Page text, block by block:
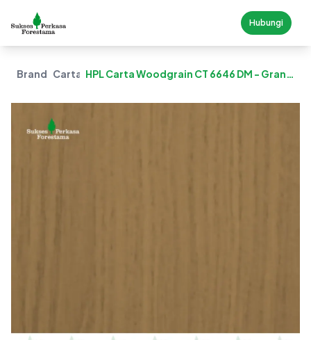
Hubungi
Brand Carta HPL Carta Woodgrain CT 6646 DM - Grand